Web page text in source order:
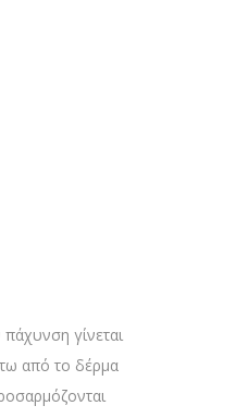
γίνεται
από το δέρμα